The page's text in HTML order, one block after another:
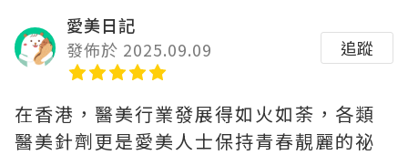
愛美日記
發佈於 2025.09.09
追蹤
在香港，醫美行業發展得如火如荼，各類
醫美針劑更是愛美人士保持青春靚麗的祕